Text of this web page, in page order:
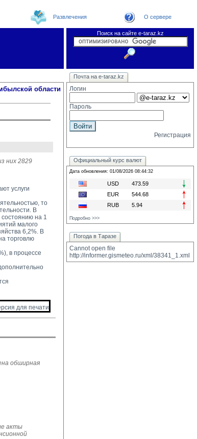
Развлечения О сервере
Поиск на сайте e-taraz.kz
Новости Погода в Таразе
Телефоный справочник
Видеоконференция
Новости e-taraz
области
них 2829
услуги
то
В
на 1
малого
6,2%. В
торговлю
в процессе
для печати
обширная
акты
Почта на e-taraz.kz
Логин
Пароль
Регистрация
Официальный курс валют
Дата обновления: 01/08/2026 08:44:32
USD
473.59
EUR
544.68
RUB
5.94
Подробно >>>
Погода в Таразе
Cannot open file
http://informer.gismeteo.ru/xml/38341_1.xml